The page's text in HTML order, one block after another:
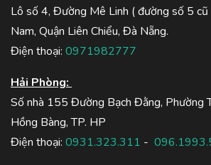
Lô số 4, Đường Mê Linh ( đường số 5
Nam, Quận Liên Chiểu, Đà Nẵng.
Điện thoại: 0971982777
Hải Phòng:
Số nhà 155 Đường Bạch Đằng, Phường
Hồng Bàng, TP. HP
Điện thoại: 0931.323.311 -